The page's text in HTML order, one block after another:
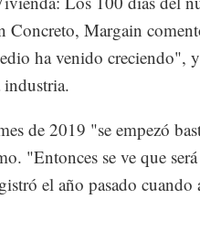
Concreto, Margain
ha venido creciendo",
de 2019 "se empezó
"Entonces se ve que
el año pasado cuando